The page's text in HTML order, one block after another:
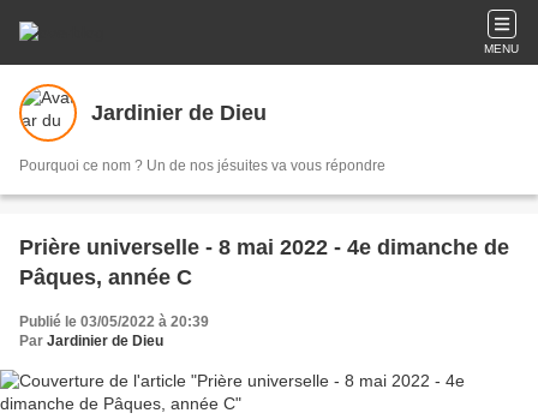
MENU
Jardinier de Dieu
Pourquoi ce nom ? Un de nos jésuites va vous répondre
Prière universelle - 8 mai 2022 - 4e dimanche de
Pâques, année C
Publié le 03/05/2022 à 20:39
Par Jardinier de Dieu